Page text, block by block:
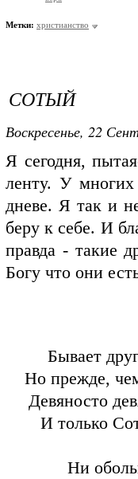
Метки: христианство
СОТЫЙ
Воскресенье, 22
Я сегодня,
ленту. У
дневе. Я так и
беру к себе. И
правда - такие
Богу что они
Бывает
Но прежде,
Девяносто
И только
Ни